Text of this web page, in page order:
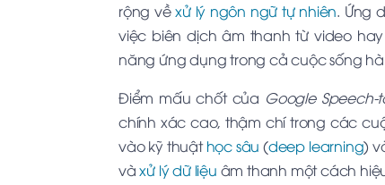
rộng vềxử lý ngôn ngữ tự nhiên. Ứng
việc biên dịch âm thanh từ video
năng ứng dụng trong cả cuộc sống
Điểm mấu chốt của Google Speech-
chính xác cao, thậm chí trong các
vào kỹ thuậthọc sâu (deep learning)
vàxử lý dữ liệu âm thanh một cách